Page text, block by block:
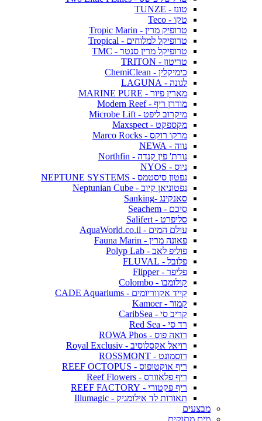
טונז - TUNZE
טקו - Teco
טרופיק מרין - Tropic Marin
טרופיקל למלוחים - Tropical
טרופיקל מרין סנטר - TMC
טריטון - TRITON
כימיקלין - ChemiClean
לגונה - LAGUNA
מארין פיור - MARINE PURE
מודרן ריף - Modern Reef
מיקרוב ליפט - Microbe Lift
מקספקט - Maxspect
מרקו רוקס - Marco Rocks
נווה - NEWA
נורת' פין קנדה - Northfin
ניוס - NYOS
נפטון סיסטמס - NEPTUNE SYSTEMS
נפטוניאן קיוב - Neptunian Cube
סאנקינג -Sanking
סיכם - Seachem
סליפרט - Salifert
עולם המים - AquaWorld.co.il
פאונה מרין - Fauna Marin
פוליפ לאב - Polyp Lab
פלובל - FLUVAL
פליפר - Flipper
קולומבו - Colombo
קייד אקווריומים - CADE Aquariums
קמור - Kamoer
קריב סי - CaribSea
רד סי - Red Sea
רואה פוס - ROWA Phos
רויאל אקסלוסיב - Royal Exclusiv
רוסמונט - ROSSMONT
ריף אוקטופוס - REEF OCTOPUS
ריף פלאוורס - Reef Flowers
ריף פקטורי - REEF FACTORY
תאורות לד אילומגיק - Illumagic
מבצעים
מים מתוקים